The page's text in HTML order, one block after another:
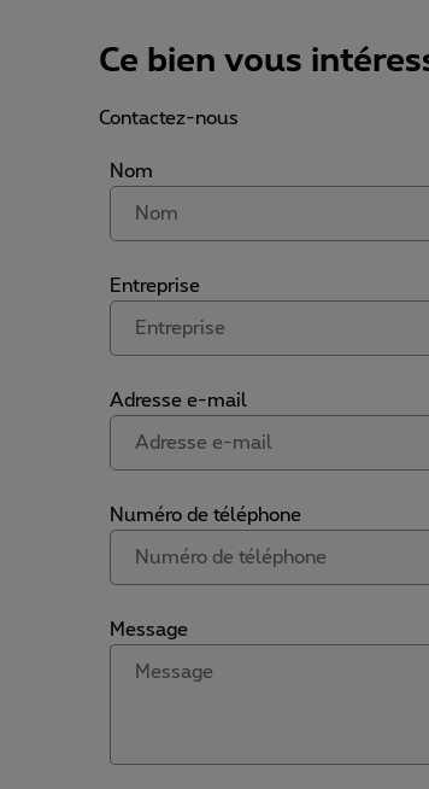
Ce bien vous
Contactez-nous
Nom
Entreprise
Adresse e-mail
Numéro de téléphone
Message